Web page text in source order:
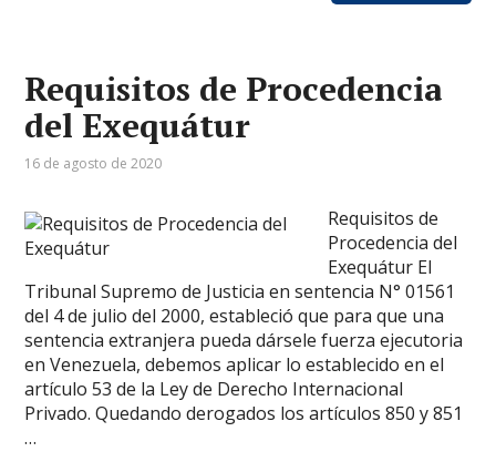
Requisitos de Procedencia
del Exequátur
16 de agosto de 2020
Requisitos de
Procedencia del
Exequátur El
Tribunal Supremo de Justicia en sentencia N° 01561
del 4 de julio del 2000, estableció que para que una
sentencia extranjera pueda dársele fuerza ejecutoria
en Venezuela, debemos aplicar lo establecido en el
artículo 53 de la Ley de Derecho Internacional
Privado. Quedando derogados los artículos 850 y 851
…